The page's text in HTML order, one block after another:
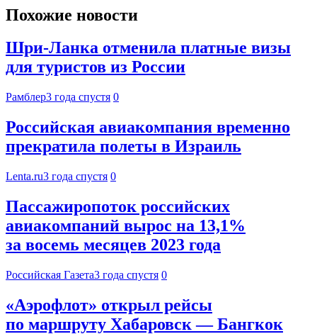
Похожие новости
Шри-Ланка отменила платные визы
для туристов из России
Рамблер3 года спустя 0
Российская авиакомпания временно
прекратила полеты в Израиль
Lenta.ru3 года спустя 0
Пассажиропоток российских
авиакомпаний вырос на 13,1%
за восемь месяцев 2023 года
Российская Газета3 года спустя 0
«Аэрофлот» открыл рейсы
по маршруту Хабаровск — Бангкок